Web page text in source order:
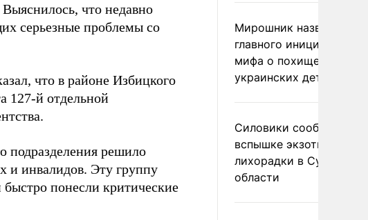
Выяснилось, что недавно
серьезные проблемы со
что в районе Избицкого
127-й отдельной
подразделения решило
и инвалидов. Эту группу
понесли критические
Мирошник назвал
главного инициатора
мифа о похищении
украинских детей
Силовики сообщили о
вспышке экзотической
лихорадки в Сумской
области